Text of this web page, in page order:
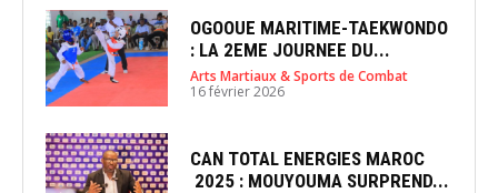
OGOOUE MARITIME-TAEKWONDO
: LA 2EME JOURNEE DU...
Arts Martiaux & Sports de Combat
16 février 2026
CAN TOTAL ENERGIES MAROC
2025 : MOUYOUMA SURPREND...